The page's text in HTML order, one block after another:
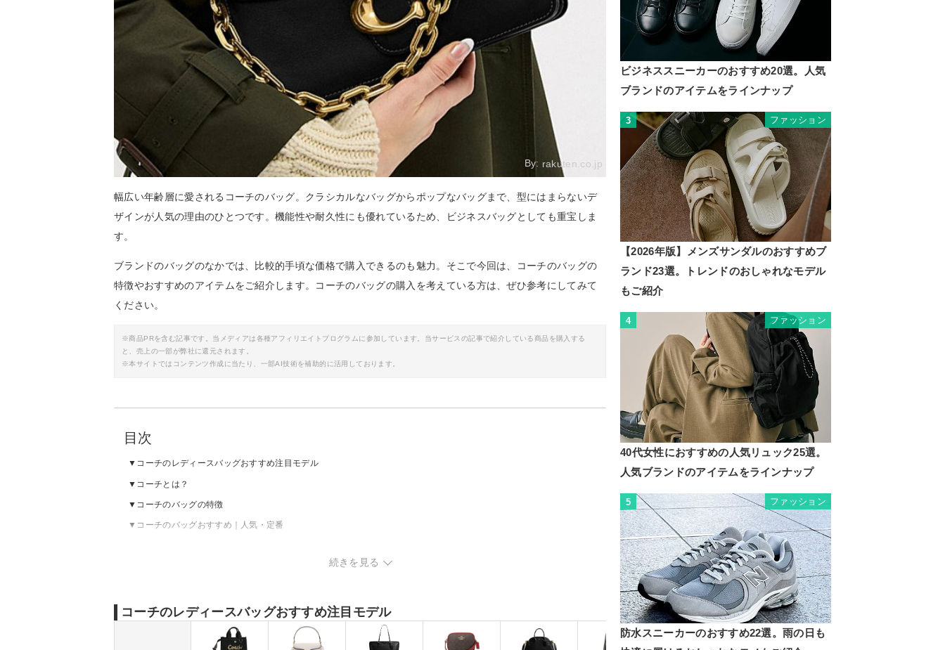
By: rakuten.co.jp
幅広い年齢層に愛されるコーチのバッグ。クラシカルなバッグからポップなバッグまで、型にはまらないデ
ザインが人気の理由のひとつです。機能性や耐久性にも優れているため、ビジネスバッグとしても重宝しま
す。
ブランドのバッグのなかでは、比較的手頃な価格で購入できるのも魅力。そこで今回は、コーチのバッグの
特徴やおすすめのアイテムをご紹介します。コーチのバッグの購入を考えている方は、ぜひ参考にしてみて
ください。
※商品PRを含む記事です。当メディアは各種アフィリエイトプログラムに参加しています。当サービスの記事で紹介している商品を購入する
と、売上の一部が弊社に還元されます。
※本サイトではコンテンツ作成に当たり、一部AI技術を補助的に活用しております。
目次
コーチのレディースバッグおすすめ注目モデル
コーチとは？
コーチのバッグの特徴
コーチのバッグおすすめ｜人気・定番
コーチのバッグおすすめ｜ハンドバッグ
コーチのバッグおすすめ｜その他
続きを見る
コーチのレディースバッグおすすめ注目モデル
ビジネススニーカーのおすすめ20選。人気
ブランドのアイテムをラインナップ
3 ファッション
【2026年版】メンズサンダルのおすすめブ
ランド23選。トレンドのおしゃれなモデル
もご紹介
4 ファッション
40代女性におすすめの人気リュック25選。
人気ブランドのアイテムをラインナップ
5 ファッション
防水スニーカーのおすすめ22選。雨の日も